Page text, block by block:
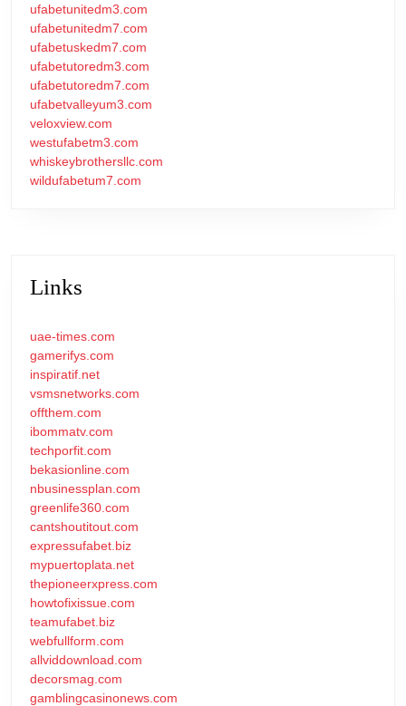
ufabetunitedm3.com
ufabetunitedm7.com
ufabetuskedm7.com
ufabetutoredm3.com
ufabetutoredm7.com
ufabetvalleyum3.com
veloxview.com
westufabetm3.com
whiskeybrothersllc.com
wildufabetum7.com
Links
uae-times.com
gamerifys.com
inspiratif.net
vsmsnetworks.com
offthem.com
ibommatv.com
techporfit.com
bekasionline.com
nbusinessplan.com
greenlife360.com
cantshoutitout.com
expressufabet.biz
mypuertoplata.net
thepioneerxpress.com
howtofixissue.com
teamufabet.biz
webfullform.com
allviddownload.com
decorsmag.com
gamblingcasinonews.com